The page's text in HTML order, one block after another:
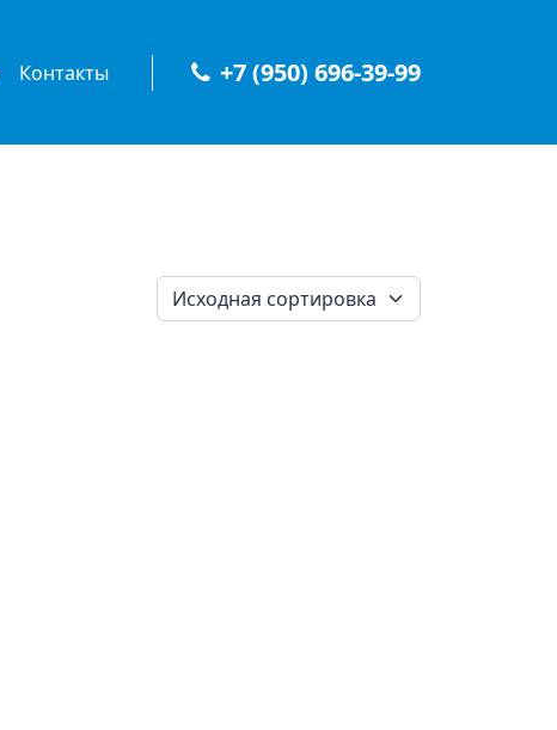
Контакты +7 (950) 696-39-99